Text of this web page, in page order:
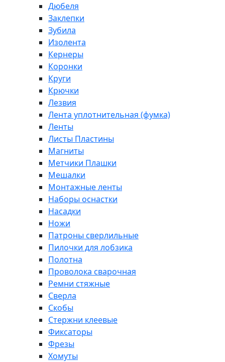
Дюбеля
Заклепки
Зубила
Изолента
Кернеры
Коронки
Круги
Крючки
Лезвия
Лента уплотнительная (фумка)
Ленты
Листы Пластины
Магниты
Метчики Плашки
Мешалки
Монтажные ленты
Наборы оснастки
Насадки
Ножи
Патроны сверлильные
Пилочки для лобзика
Полотна
Проволока сварочная
Ремни стяжные
Сверла
Скобы
Стержни клеевые
Фиксаторы
Фрезы
Хомуты